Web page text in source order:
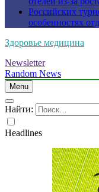
Российских
особенностях
Здоровье медицина
Newsletter
Random News
Menu
Найти:
Headlines